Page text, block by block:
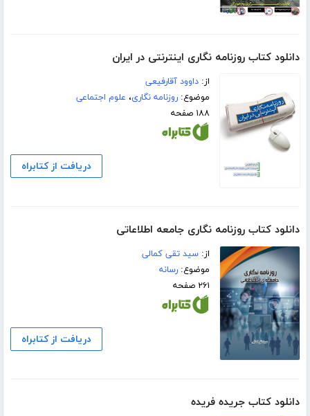
دانلود کتاب روزنامه نگاری اینترنتی در ایران
از:داوود آقارفیعی
موضوع:روزنامه نگاری، علوم اجتماعی
۱۸۸ صفحه
دریافت از کتابراه
دانلود کتاب روزنامه نگاری جامعه اطلاعاتی
از:سید تقی کمالی
موضوع:رسانه
۲۶۱ صفحه
دریافت از کتابراه
دانلود کتاب جریده فریده